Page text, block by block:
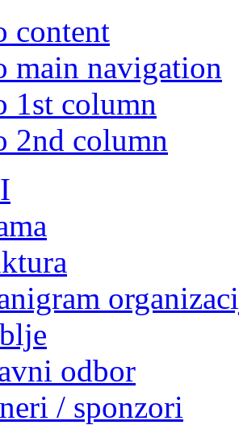
content
main navigation
1st column
2nd column
odbor
/ sponzori